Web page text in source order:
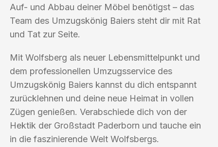
Auf- und Abbau deiner Möbel benötigst – das
Team des Umzugskönig Baiers steht dir mit Rat
und Tat zur Seite.
Mit Wolfsberg als neuer Lebensmittelpunkt und
dem professionellen Umzugsservice des
Umzugskönig Baiers kannst du dich entspannt
zurücklehnen und deine neue Heimat in vollen
Zügen genießen. Verabschiede dich von der
Hektik der Großstadt Paderborn und tauche ein
in die faszinierende Welt Wolfsbergs.